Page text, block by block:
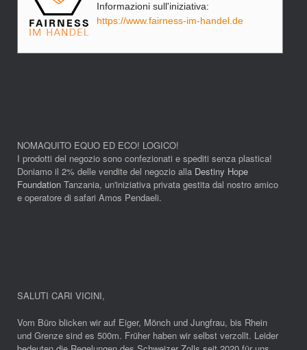
Informazioni sull'iniziativa:
https://www.fairness-im-handel.de
NOMAQUITO EQUO ED ECO! LOGICO!
I prodotti del negozio sono confezionati e spediti senza plastica!
Doniamo il 2% delle vendite del negozio alla Destiny Hope
Foundation Tanzania, un'iniziativa privata gestita dal nostro amico
e operatore di safari Amos Pendaeli.
SALUTI CARI VICINI,
Vom Büro blicken wir auf Eiger, Mönch und Jungfrau, bis Rhein
und Grenze sind es 500m. Früher haben wir selbst verzollt. Leider